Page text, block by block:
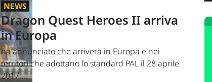
NEWS
Dragon Quest Heroes II arriva
in Europa
ha annunciato che arriverà in Europa e nei
territori che adottano lo standard PAL il 28 aprile
2017....